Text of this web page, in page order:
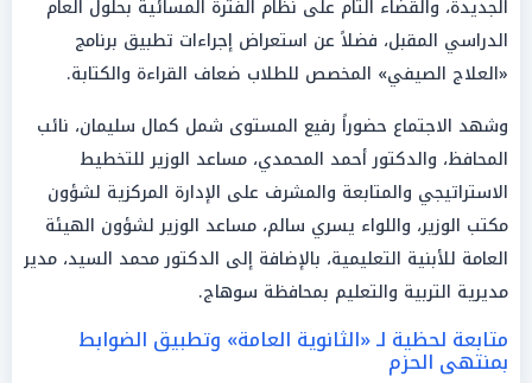
الجديدة، والقضاء التام على نظام الفترة المسائية بحلول العام
الدراسي المقبل، فضلاً عن استعراض إجراءات تطبيق برنامج
«العلاج الصيفي» المخصص للطلاب ضعاف القراءة والكتابة.
وشهد الاجتماع حضوراً رفيع المستوى شمل كمال سليمان، نائب
المحافظ، والدكتور أحمد المحمدي، مساعد الوزير للتخطيط
الاستراتيجي والمتابعة والمشرف على الإدارة المركزية لشؤون
مكتب الوزير، واللواء يسري سالم، مساعد الوزير لشؤون الهيئة
العامة للأبنية التعليمية، بالإضافة إلى الدكتور محمد السيد، مدير
مديرية التربية والتعليم بمحافظة سوهاج.
متابعة لحظية لـ «الثانوية العامة» وتطبيق الضوابط
بمنتهى الحزم